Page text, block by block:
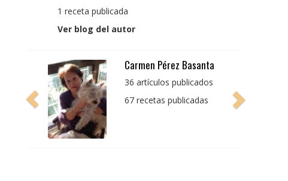
1 receta publicada
Ver blog del autor
Pedro Manuel Collado
Cruz
producto bien tratado